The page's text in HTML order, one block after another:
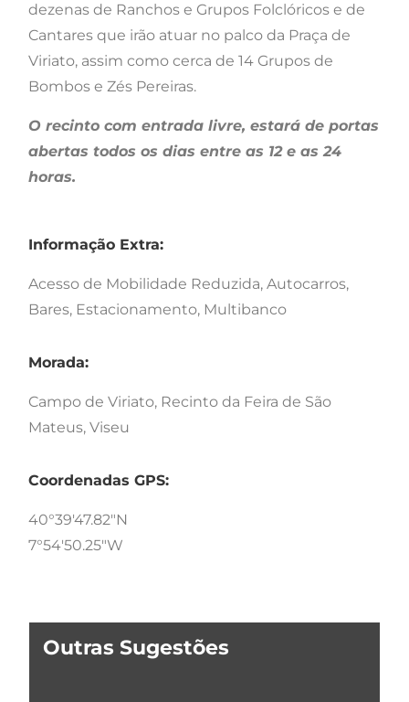
dezenas de Ranchos e Grupos Folclóricos e de
Cantares que irão atuar no palco da Praça de
Viriato, assim como cerca de 14 Grupos de
Bombos e Zés Pereiras.
O recinto com entrada livre, estará de portas
abertas todos os dias entre as 12 e as 24
horas.
Informação Extra:
Acesso de Mobilidade Reduzida, Autocarros,
Bares, Estacionamento, Multibanco
Morada:
Campo de Viriato, Recinto da Feira de São
Mateus, Viseu
Coordenadas GPS:
40°39'47.82"N
7°54'50.25"W
Outras Sugestões